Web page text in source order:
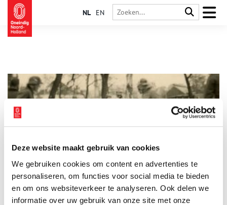
Deze website maakt gebruik van cookies
We gebruiken cookies om content en advertenties te
personaliseren, om functies voor social media te bieden
en om ons websiteverkeer te analyseren. Ook delen we
informatie over uw gebruik van onze site met onze
NL EN
onrecht kon’
In afwachting van de heropening heeft het Amsterdamse
Verzetsmuseum haar nieuwe tentoonstelling over de
Februaristaking alvast via de website toegankelijk gemaakt.